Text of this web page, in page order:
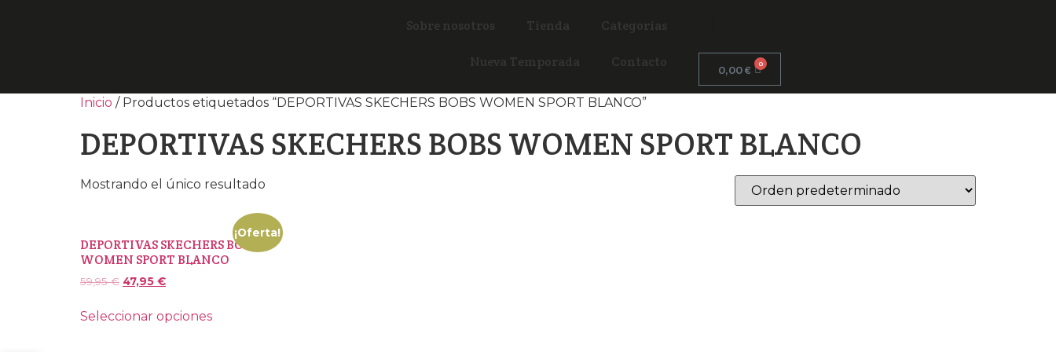
Sobre nosotros Tienda Categorías
Nueva Temporada Contacto 0,00€ 0
Inicio / Productos etiquetados “DEPORTIVAS SKECHERS BOBS WOMEN SPORT BLANCO”
DEPORTIVAS SKECHERS BOBS WOMEN SPORT BLANCO
Mostrando el único resultado
¡Oferta!
DEPORTIVAS SKECHERS BOBS
WOMEN SPORT BLANCO
59,95€ 47,95 €
Seleccionar opciones